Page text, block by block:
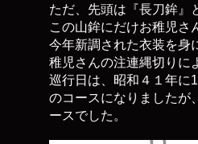
ただ、先頭は『長刀鉾』
この山鉾にだけお稚児さ
今年新調された衣装を身
稚児さんの注連縄切りに
巡行日は、昭和４１年に
のコースになりましたが
ースでした。